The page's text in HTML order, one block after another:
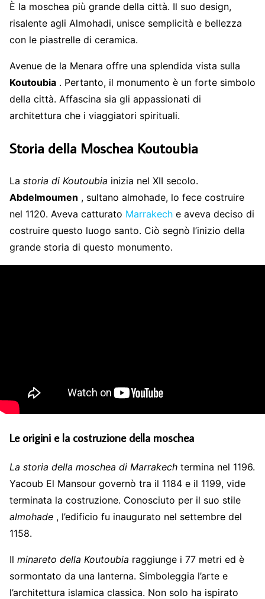
È la moschea più grande della città. Il suo design,
risalente agli Almohadi, unisce semplicità e bellezza
con le piastrelle di ceramica.
Avenue de la Menara offre una splendida vista sulla
Koutoubia . Pertanto, il monumento è un forte simbolo
della città. Affascina sia gli appassionati di
architettura che i viaggiatori spirituali.
Storia della Moschea Koutoubia
La storia di Koutoubia inizia nel XII secolo.
Abdelmoumen , sultano almohade, lo fece costruire
nel 1120. Aveva catturato Marrakech e aveva deciso di
costruire questo luogo santo. Ciò segnò l’inizio della
grande storia di questo monumento.
Le origini e la costruzione della moschea
La storia della moschea di Marrakech termina nel 1196.
Yacoub El Mansour governò tra il 1184 e il 1199, vide
terminata la costruzione. Conosciuto per il suo stile
almohade , l’edificio fu inaugurato nel settembre del
1158.
Il minareto della Koutoubia raggiunge i 77 metri ed è
sormontato da una lanterna. Simboleggia l’arte e
l’architettura islamica classica. Non solo ha ispirato